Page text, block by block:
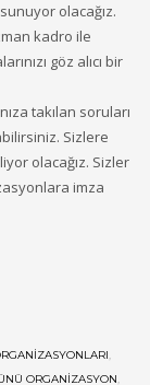
olacağız.
kadro ile
göz alıcı bir
takılan soruları
Sizlere
olacağız. Sizler
imza
,
ORGANIZASYON,